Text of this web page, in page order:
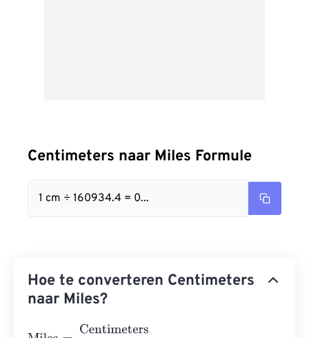
Centimeters naar Miles Formule
1 cm ÷ 160934.4 = 0...
Hoe te converteren Centimeters
naar Miles?
Miles Centimeters160934.4